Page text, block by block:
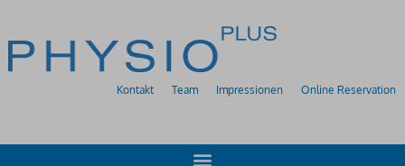
Kontakt Team Impressionen Online Reservation